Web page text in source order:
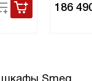
186
шкафы Smeg